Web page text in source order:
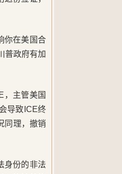
你在美国合
普政府有加
，主管美国
导致ICE终
同理，撤销
身份的非法